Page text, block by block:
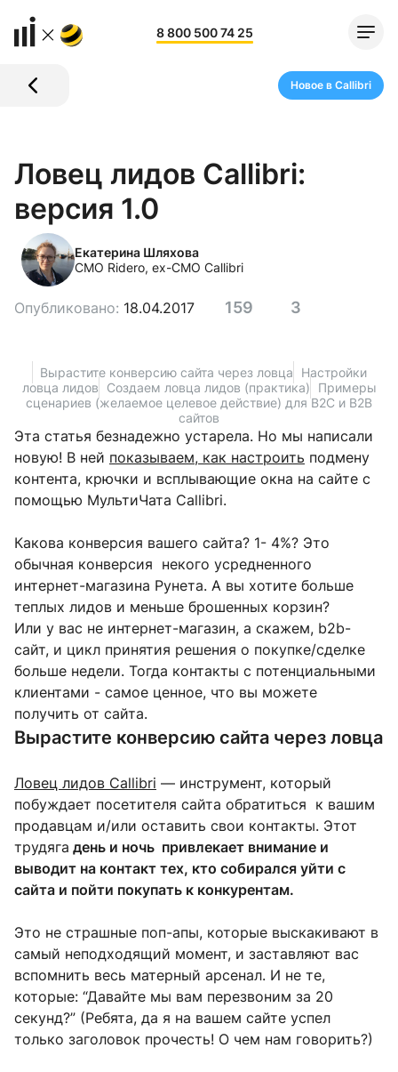
8 800 500 74 25
Новое в Callibri
Ловец лидов Callibri:
версия 1.0
Екатерина Шляхова
CMO Ridero, ex-CMO Callibri
Опубликовано: 18.04.2017 159 3
Вырастите конверсию сайта через ловца
Настройки
ловца лидов
Создаем ловца лидов (практика)
Примеры
сценариев (желаемое целевое действие) для B2C и B2B
сайтов
Эта статья безнадежно устарела. Но мы написали
новую! В ней показываем, как настроить подмену
контента, крючки и всплывающие окна на сайте с
помощью МультиЧата Callibri.
Какова конверсия вашего сайта? 1- 4%? Это
обычная конверсия некого усредненного
интернет-магазина Рунета. А вы хотите больше
теплых лидов и меньше брошенных корзин?
Или у вас не интернет-магазин, а скажем, b2b-
сайт, и цикл принятия решения о покупке/сделке
больше недели. Тогда контакты с потенциальными
клиентами - самое ценное, что вы можете
получить от сайта.
Вырастите конверсию сайта через ловца
Ловец лидов Callibri — инструмент, который
побуждает посетителя сайта обратиться к вашим
продавцам и/или оставить свои контакты. Этот
трудяга день и ночь привлекает внимание и
выводит на контакт тех, кто собирался уйти с
сайта и пойти покупать к конкурентам.
Это не страшные поп-апы, которые выскакивают в
самый неподходящий момент, и заставляют вас
вспомнить весь матерный арсенал. И не те,
которые: “Давайте мы вам перезвоним за 20
секунд?” (Ребята, да я на вашем сайте успел
только заголовок прочесть! О чем нам говорить?)